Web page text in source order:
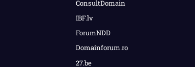
ConsultDomain
IBF.lv
ForumNDD
Domainforum.ro
27.be